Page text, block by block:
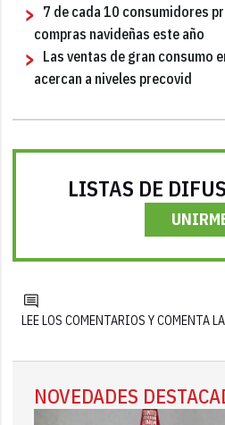
7 de cada 10 consumidores
compras navideñas este año
Las ventas de gran consumo
acercan a niveles precovid
LISTAS DE
LEE LOS COMENTARIOS Y COMENTA
NOVEDADES